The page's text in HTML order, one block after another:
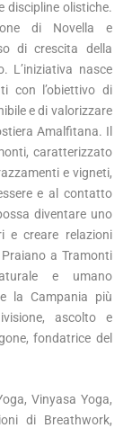
discipline olistiche.
di Novella e
di crescita della
L’iniziativa nasce
con l’obiettivo di
e di valorizzare
Amalfitana. Il
caratterizzato
e vigneti,
e al contatto
diventare uno
e creare relazioni
a Tramonti
e umano
la Campania più
ascolto e
fondatrice del
Vinyasa Yoga,
di Breathwork,